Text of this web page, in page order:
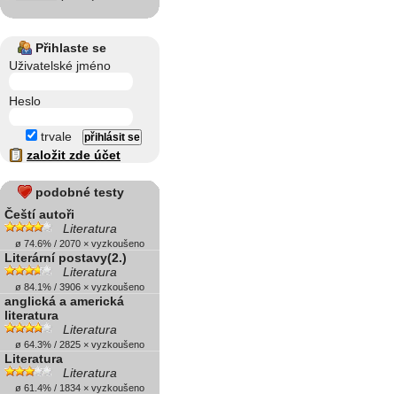
Přihlaste se
Uživatelské jméno
Heslo
trvale
založit zde účet
podobné testy
Čeští autoři
Literatura
ø 74.6% / 2070 × vyzkoušeno
Literární postavy(2.)
Literatura
ø 84.1% / 3906 × vyzkoušeno
anglická a americká
literatura
Literatura
ø 64.3% / 2825 × vyzkoušeno
Literatura
Literatura
ø 61.4% / 1834 × vyzkoušeno